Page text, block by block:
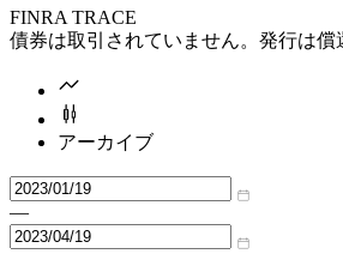
FINRA TRACE
債券は取引されていません。発行は償
アーカイブ
—